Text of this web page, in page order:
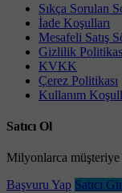
Sıkça Sorulan
İade Koşulları
Mesafeli Satış
Gizlilik
KVKK
Çerez Politikası
Kullanım
Satıcı Ol
Milyonlarca müşteriye
Başvuru Yap Satıcı